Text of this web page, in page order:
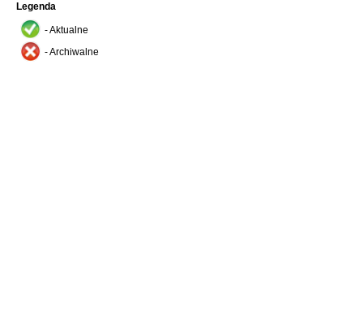
Legenda
- Aktualne
- Archiwalne